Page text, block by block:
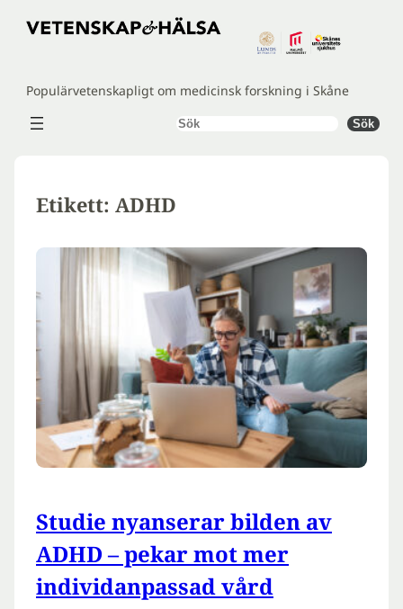
Hoppa
Populärvetenskapligt om medicinsk forskning i Skåne
Sök Sök
Etikett: ADHD
Studie nyanserar bilden av
ADHD – pekar mot mer
individanpassad vård